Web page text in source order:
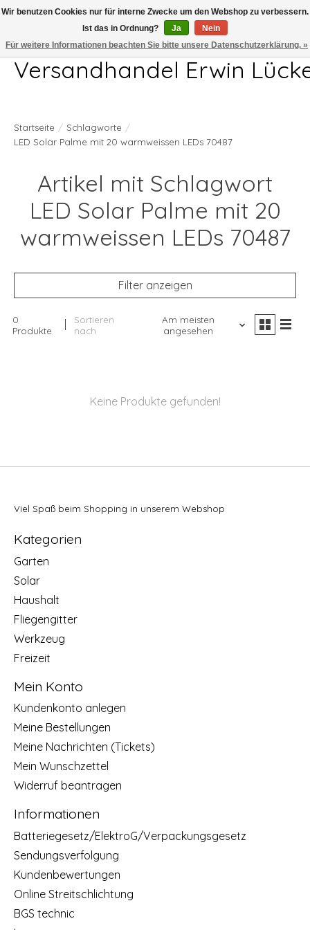
Telefon 04407 715872 MO-DO 7.00-17.00Uhr FR 7.00-13.00Uhr
Versandhandel Erwin
Startseite / Schlagworte /
LED Solar Palme mit 20 warmweissen LEDs 70487
Artikel mit Schlagwort
LED Solar Palme mit 20
warmweissen LEDs 70487
Filter anzeigen
0
Produkte
Sortieren
nach
Am meisten
angesehen
Keine Produkte gefunden!
Viel Spaß beim Shopping in unserem Webshop
Kategorien
Garten
Solar
Haushalt
Fliegengitter
Werkzeug
Freizeit
Mein Konto
Kundenkonto anlegen
Meine Bestellungen
Meine Nachrichten (Tickets)
Mein Wunschzettel
Widerruf beantragen
Informationen
Batteriegesetz/ElektroG/Verpackungsgesetz
Sendungsverfolgung
Kundenbewertungen
Online Streitschlichtung
BGS technic
Wir benutzen Cookies nur für interne Zwecke um den Webshop zu verbessern.
Ist das in Ordnung?
Ja
Nein
Für weitere Informationen beachten Sie bitte unsere Datenschutzerklärung. »